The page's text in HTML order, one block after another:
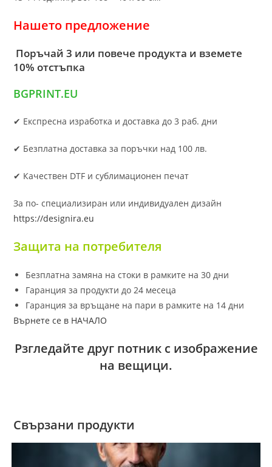
Нашето предложение
Поръчай 3 или повече продукта и вземете
10% отстъпка
BGPRINT.EU
✔ Експресна изработка и доставка до 3 раб. дни
✔ Безплатна доставка за поръчки над 100 лв.
✔ Качествен DTF и сублимационен печат
За по- специализиран или индивидуален дизайн
https://designira.eu
Защита на потребителя
Безплатна замяна на стоки в рамките на 30 дни
Гаранция за продукти до 24 месеца
Гаранция за връщане на пари в рамките на 14 дни
Върнете се в НАЧАЛО
Рзгледайте друг потник с изображение
на вещици.
Свързани продукти